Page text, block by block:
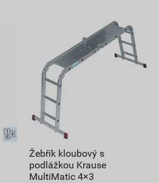
Žebřík kloubový s
podlážkou Krause
MultiMatic 4×3